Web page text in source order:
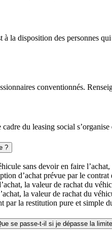
à la disposition des personnes
conventionnés.
du leasing social
?
sans devoir en faire
d’achat prévue par le contrat
la valeur de rachat du
la valeur de rachat du
par la restitution pure et simple
se passe-t-il si je dépasse la